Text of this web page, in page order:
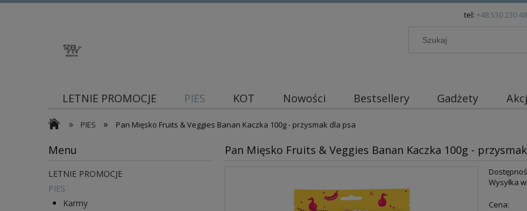
tel: +48 530 230
LETNIE PROMOCJE PIES KOT Nowości Bestsellery Gadżety
Blog
» PIES » Pan Mięsko Fruits & Veggies Banan Kaczka 100g - przysmak dla psa
Menu
LETNIE PROMOCJE
PIES
Karmy
Pan Mięsko Fruits & Veggies Banan Kaczka 100g -
Wysyłka w:
Cena: